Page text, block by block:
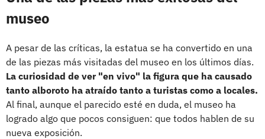
museo
A pesar de las críticas, la estatua se ha convertido en una
de las piezas más visitadas del museo en los últimos días.
La curiosidad de ver "en vivo" la figura que ha causado
tanto alboroto ha atraído tanto a turistas como a locales.
Al final, aunque el parecido esté en duda, el museo ha
logrado algo que pocos consiguen: que todos hablen de su
nueva exposición.